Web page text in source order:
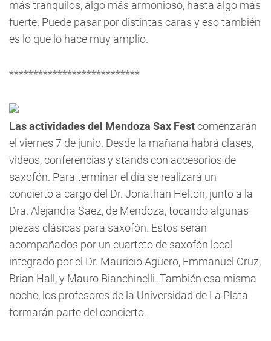
más tranquilos, algo más armonioso, hasta algo más
fuerte. Puede pasar por distintas caras y eso también
es lo que lo hace muy amplio.
***************************
Las actividades del Mendoza Sax Festcomenzarán
el viernes 7 de junio. Desde la mañana habrá clases,
videos, conferencias y stands con accesorios de
saxofón. Para terminar el día se realizará un
concierto a cargo del Dr. Jonathan Helton, junto a la
Dra. Alejandra Saez, de Mendoza, tocando algunas
piezas clásicas para saxofón. Estos serán
acompañados por un cuarteto de saxofón local
integrado por el Dr. Mauricio Agüero, Emmanuel Cruz,
Brian Hall, y Mauro Bianchinelli. También esa misma
noche, los profesores de la Universidad de La Plata
formarán parte del concierto.